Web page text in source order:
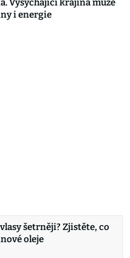
Vysychající krajina může
i energie
šetrněji? Zjistěte, co
oleje